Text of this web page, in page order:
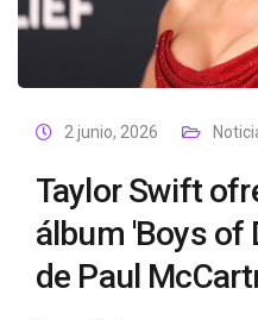
2 junio, 2026
Taylor Swift
álbum 'Boys of
de Paul